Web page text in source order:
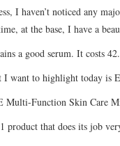
I haven’t noticed any
at the base, I have a
a good serum. It costs
I want to highlight today is
Multi-Function Skin Care
product that does its job